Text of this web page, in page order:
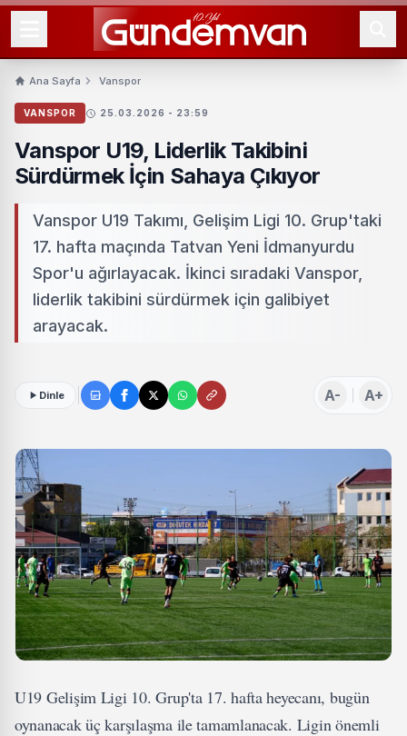
Ana Sayfa Vanspor
VANSPOR 25.03.2026 - 23:59
Vanspor U19, Liderlik Takibini
Sürdürmek İçin Sahaya Çıkıyor
Vanspor U19 Takımı, Gelişim Ligi 10. Grup'taki
17. hafta maçında Tatvan Yeni İdmanyurdu
Spor'u ağırlayacak. İkinci sıradaki Vanspor,
liderlik takibini sürdürmek için galibiyet
arayacak.
Dinle A- A+
U19 Gelişim Ligi 10. Grup'ta 17. hafta heyecanı, bugün
oynanacak üç karşılaşma ile tamamlanacak. Ligin önemli